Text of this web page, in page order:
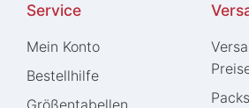
Service
Mein Konto
Bestellhilfe